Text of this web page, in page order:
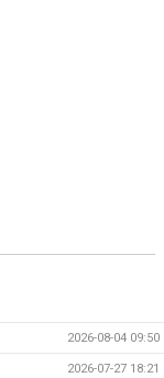
2026-08-04 09:50
2026-07-27 18:21